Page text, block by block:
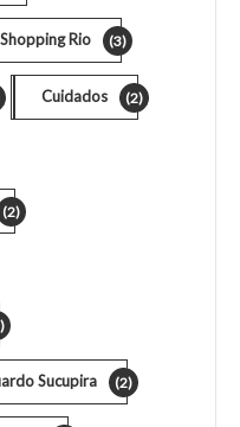
Rio (3)
Cuidados (2)
(2)
Sucupira (2)